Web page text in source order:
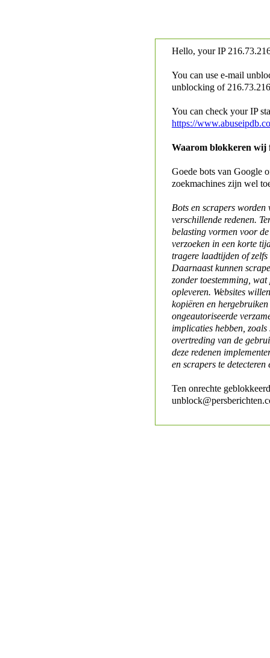
Hello, your IP
You can use e-mail
unblocking of
You can check your IP
https://
Waarom blokkeren wij
Goede bots van Google
zoekmachines zijn wel
Bots en scrapers worden
verschillende redenen.
belasting vormen voor
verzoeken in een korte
tragere laadtijden of
Daarnaast kunnen
zonder toestemming,
opleveren. Websites
kopiëren en
ongeautoriseerde
implicaties hebben,
overtreding van de
deze redenen
en scrapers te detecteren
Ten onrechte